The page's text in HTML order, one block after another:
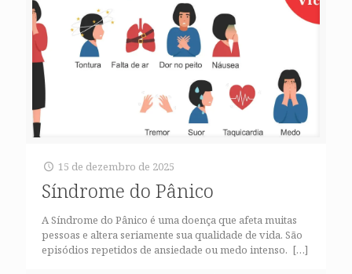
15 de dezembro de 2025
Síndrome do Pânico
A Síndrome do Pânico é uma doença que afeta muitas
pessoas e altera seriamente sua qualidade de vida. São
episódios repetidos de ansiedade ou medo intenso. […]